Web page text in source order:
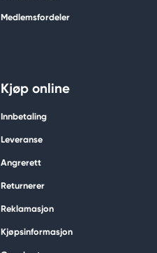
Medlemsfordeler
Kjøp online
Innbetaling
Leveranse
Angrerett
Returnerer
Reklamasjon
Kjøpsinformasjon